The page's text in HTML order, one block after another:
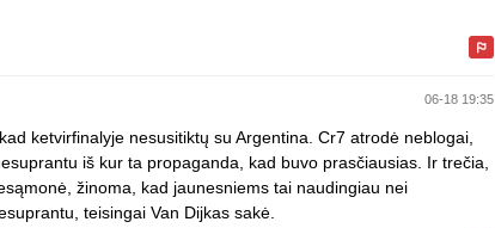
06-18 19:35
ketvirfinalyje nesusitiktų su Argentina. Cr7 atrodė neblogai,
iš kur ta propaganda, kad buvo prasčiausias. Ir trečia,
žinoma, kad jaunesniems tai naudingiau nei
teisingai Van Dijkas sakė.